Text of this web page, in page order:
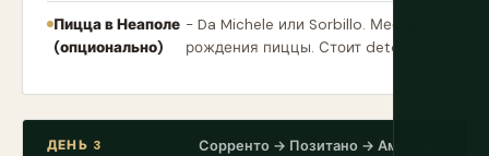
Пицца в Неаполе
(опционально)
- Da Michele или Sorbillo. Место
рождения пиццы. Стоит detour.
ДЕНЬ 3 Сорренто → Позитано → Амальфи